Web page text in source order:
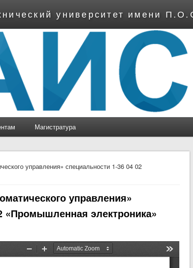
университет имени
Магистратура
управления» специальности 1-36 04 02
управления»
«Промышленная электроника»